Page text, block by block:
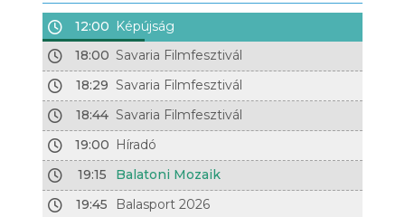
12:00 Képújság
18:00 Savaria Filmfesztivál
18:29 Savaria Filmfesztivál
18:44 Savaria Filmfesztivál
19:00 Híradó
19:15
Balatoni Mozaik
19:45
Balasport 2026